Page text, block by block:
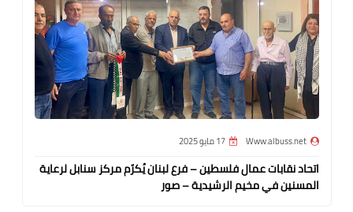
Www.albuss.net 17 مايو 2025
اتحاد نقابات عمال فلسطين – فرع لبنان يُكرّم مركز سنابل لرعاية
المسنين في مخيم الرشيدية – صور